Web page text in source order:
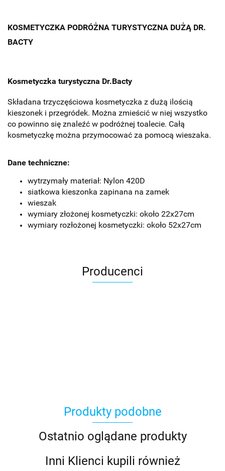
KOSMETYCZKA PODRÓŻNA TURYSTYCZNA DUŻĄ DR.
BACTY
Kosmetyczka turystyczna Dr.Bacty
Składana trzyczęściowa kosmetyczka z dużą ilością
kieszonek i przegródek. Można zmieścić w niej wszystko
co powinno się znaleźć w podróżnej toalecie. Całą
kosmetyczkę można przymocować za pomocą wieszaka.
Dane techniczne:
wytrzymały materiał: Nylon 420D
siatkowa kieszonka zapinana na zamek
wieszak
wymiary złożonej kosmetyczki: około 22x27cm
wymiary rozłożonej kosmetyczki: około 52x27cm
Producenci
Produkty podobne
Ostatnio oglądane produkty
Inni Klienci kupili również